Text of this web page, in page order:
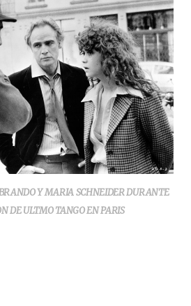
Y MARIA SCHNEIDER DURANTE
DE ULTMO TANGO EN PARIS